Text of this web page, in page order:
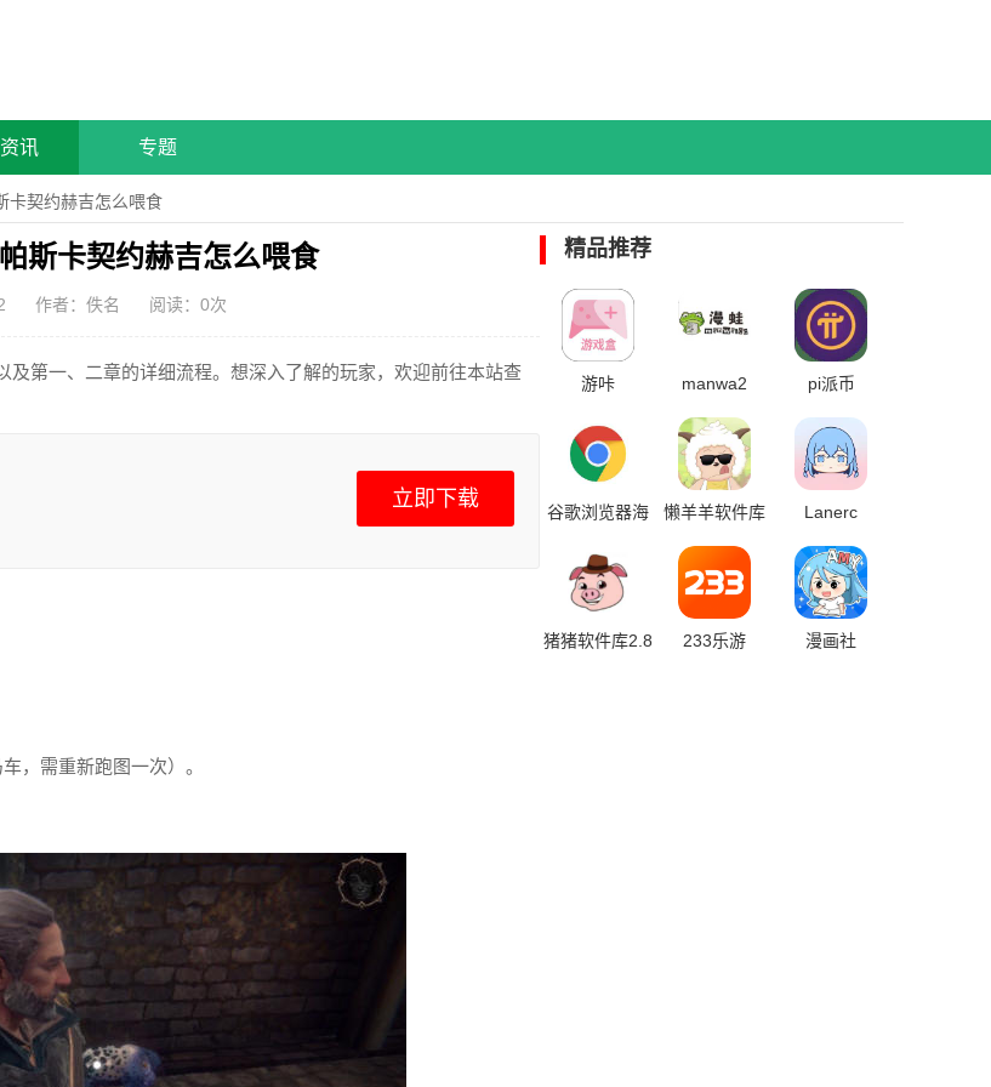
讯 专题
契约赫吉怎么喂食
斯卡契约赫吉怎么喂食
作者：佚名 阅读： 0次
第一、二章的详细流程。想深入了解的玩家，欢迎前往本站查
立即下载
，需重新跑图一次）。
精品推荐
游咔 manwa2 pi派币
谷歌浏览器海
懒羊羊软件库 Lanerc
猪猪软件库2.8
233乐游 漫画社